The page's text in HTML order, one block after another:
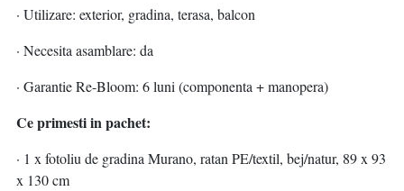
· Utilizare: exterior, gradina, terasa, balcon
· Necesita asamblare: da
· Garantie Re-Bloom: 6 luni (componenta + manopera)
Ce primesti in pachet:
· 1 x fotoliu de gradina Murano, ratan PE/textil, bej/natur, 89 x 93
x 130 cm